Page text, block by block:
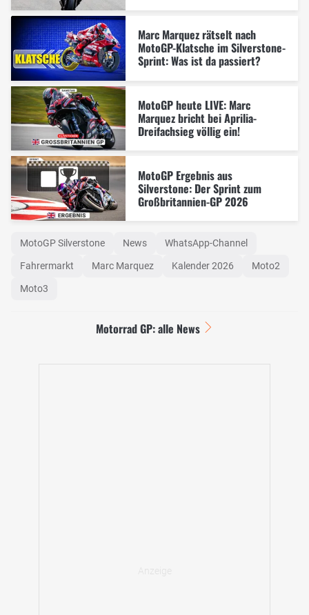
Marc Marquez rätselt nach
MotoGP-Klatsche im Silverstone-
Sprint: Was ist da passiert?
MotoGP heute LIVE: Marc
Marquez bricht bei Aprilia-
Dreifachsieg völlig ein!
MotoGP Ergebnis aus
Silverstone: Der Sprint zum
Großbritannien-GP 2026
MotoGP Silverstone News WhatsApp-Channel
Fahrermarkt Marc Marquez Kalender 2026 Moto2
Moto3
Motorrad GP: alle News